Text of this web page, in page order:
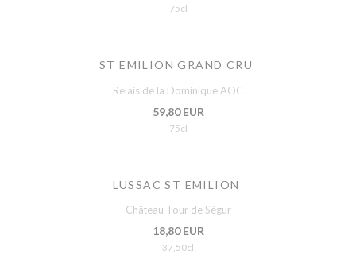
75cl
ST EMILION GRAND CRU
Relais de la Dominique AOC
59,80 EUR
75cl
LUSSAC ST EMILION
Château Tour de Ségur
18,80 EUR
37,50cl